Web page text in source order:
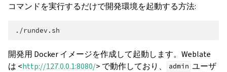
コマンドを実行するだけで開発環境を起動する方法:
開発用 Docker イメージを作成して起動します。Weblate
は <http://127.0.0.1:8080/> で動作しており、 admin ユーザ